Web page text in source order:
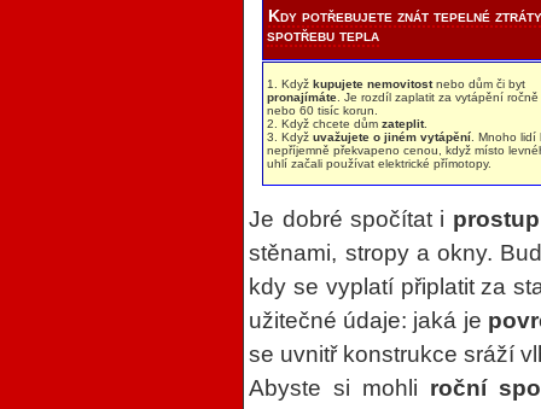
Kdy potřebujete znát tepelné
spotřebu tepla
1. Kdyžkupujete nemovitostnebo dům či byt
pronajímáte . Je rozdíl zaplatit za vytápění
nebo 60 tisíc korun.
2. Když chcete důmzateplit.
3. Kdyžuvažujete o jiném vytápění . Mnoho lidí
nepříjemně překvapeno cenou, když místo
uhlí začali používat elektrické přímotopy.
Je dobré spočítat i
stěnami, stropy a okny.
kdy se vyplatí připlatit za
užitečné údaje: jaká je
se uvnitř konstrukce sráží
Abyste si mohli roční